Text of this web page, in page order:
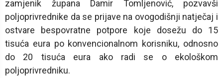
zamjenik župana Damir Tomljenović, pozvavši
poljoprivrednike da se prijave na ovogodišnji natječaj i
ostvare bespovratne potpore koje dosežu do 15
tisuća eura po konvencionalnom korisniku, odnosno
do 20 tisuća eura ako radi se o ekološkom
poljoprivredniku.